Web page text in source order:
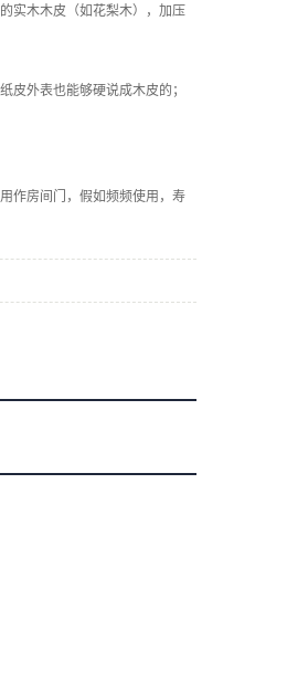
实木木皮（如花梨木），加压
外表也能够硬说成木皮的；
作房间门，假如频频使用，寿